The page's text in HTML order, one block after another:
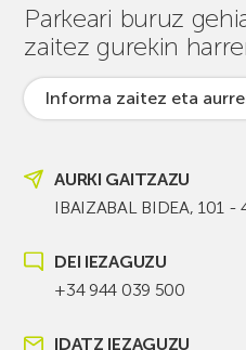
Parkeari buruz
zaitez gurekin
Informa zaitez eta
AURKI GAITZAZU
IBAIZABAL BIDEA, 101 -
DEI IEZAGUZU
+34 944 039 500
IDATZ IEZAGUZU